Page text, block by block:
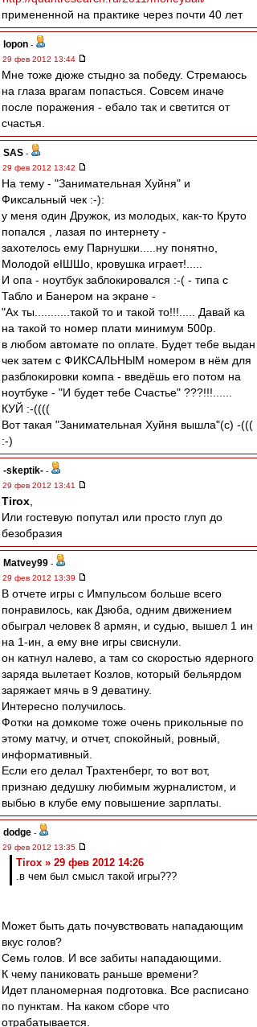
примененной на практике через почти 40 лет
lopon -
29 фев 2012 13:44
Мне тоже дюже стыдно за победу. Стремаюсь
на глаза врагам попасться. Совсем иначе
после поражения - ебало так и светится от
счастья.
SAS -
29 фев 2012 13:42
На тему - "Занимательная Хуйня" и
Фиксальный чек :-):
у меня один Дружок, из молодых, как-то Круто
попался , лазая по интернету -
захотелось ему Парнушки.....ну понятно,
Молодой еIШШо, кровушка играет!.....
И опа - ноутбук заблокировался :-( - типа с
Табло и Банером на экране -
"Ах ты...........такой то и такой то!!!..... Давай ка
на такой то номер плати минимум 500р.
в любом автомате по оплате. Будет тебе выдан
чек затем с ФИКСАЛЬНЫМ номером в нём для
разблокировки компа - введёшь его потом на
ноутбуке - "И будет тебе Счастье" ???!!!......
КУЙ :-((((
Вот такая "Занимательная Хуйня вышла"(c) -(((
:-)
-skeptik- -
29 фев 2012 13:41
Tirox
Или гостевую попутал или просто глуп до
безобразия
Matvey99 -
29 фев 2012 13:39
В отчете игры с Импульсом больше всего
понравилось, как Дзюба, одним движением
обыграл человек 8 армян, и судью, вышел 1 ин
на 1-ин, а ему вне игры свиснули.
он катнул налево, а там со скоростью ядерного
заряда вылетает Козлов, который бельярдом
заряжает мячь в 9 деватину.
Интересно получилось.
Фотки на домкоме тоже очень прикольные по
этому матчу, и отчет, спокойный, ровный,
информативный.
Если его делал Трахтенберг, то вот вот,
признаю дедушку любимым журналистом, и
выбью в клубе ему повышение зарплаты.
dodge -
29 фев 2012 13:35
Tirox » 29 фев 2012 14:26
.в чем был смысл такой игры???
Может быть дать почувствовать нападающим
вкус голов?
Семь голов. И все забиты нападающими.
К чему паниковать раньше времени?
Идет планомерная подготовка. Все расписано
по пунктам. На каком сборе что
отрабатывается.